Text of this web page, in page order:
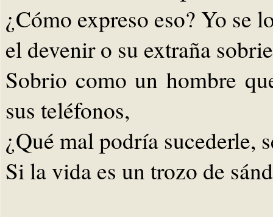
¿Cómo expreso eso? Yo se
el devenir o su extraña
Sobrio como un hombre
sus teléfonos,
¿Qué mal podría sucederle,
Si la vida es un trozo de